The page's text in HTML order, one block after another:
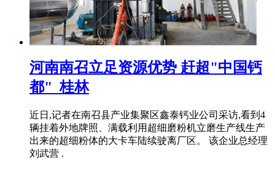
河南南召立足资源优势 赶超"中国钙
都"_桂林
近日,记者在南召县产业集聚区鑫泰钙业公司采访,看到4
辆挂着外地牌照、满载利用超细磨粉机立磨生产线生产
出来的超细粉体的大卡车陆续驶离厂区。 该企业总经理
刘武营 .